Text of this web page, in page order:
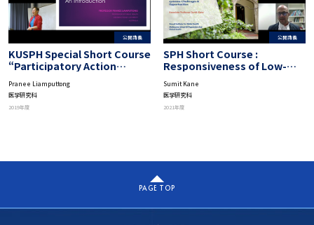
公開講義
KUSPH Special Short Course
“Participatory Action
and Methods of PAR
Pranee Liamputtong
医学研究科
2019年度
公開講義
SPH Short Course :
Responsiveness of Low-
Health Systems
Sumit Kane
医学研究科
2021年度
PAGE TOP